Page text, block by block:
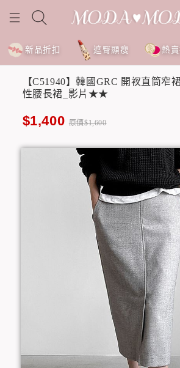
新品折扣 遮臀顯瘦 熱
【C51940】韓國GRC 開衩直筒窄
性腰長裙_影片★★
$1,400 原價$1,600